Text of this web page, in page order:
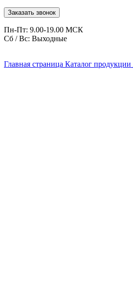
Заказать звонок
Пн-Пт: 9.00-19.00 МСК
Сб / Вс: Выходные
Главная страница Каталог продукции